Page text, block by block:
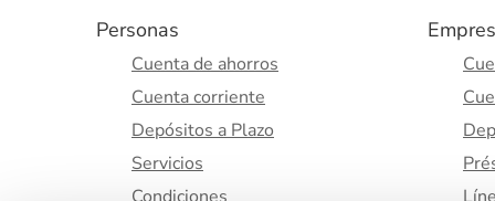
Personas
Cuenta de ahorros
Cuenta corriente
Depósitos a Plazo
Servicios